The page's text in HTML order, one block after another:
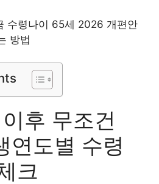
후 무조건
연도별 수령
크